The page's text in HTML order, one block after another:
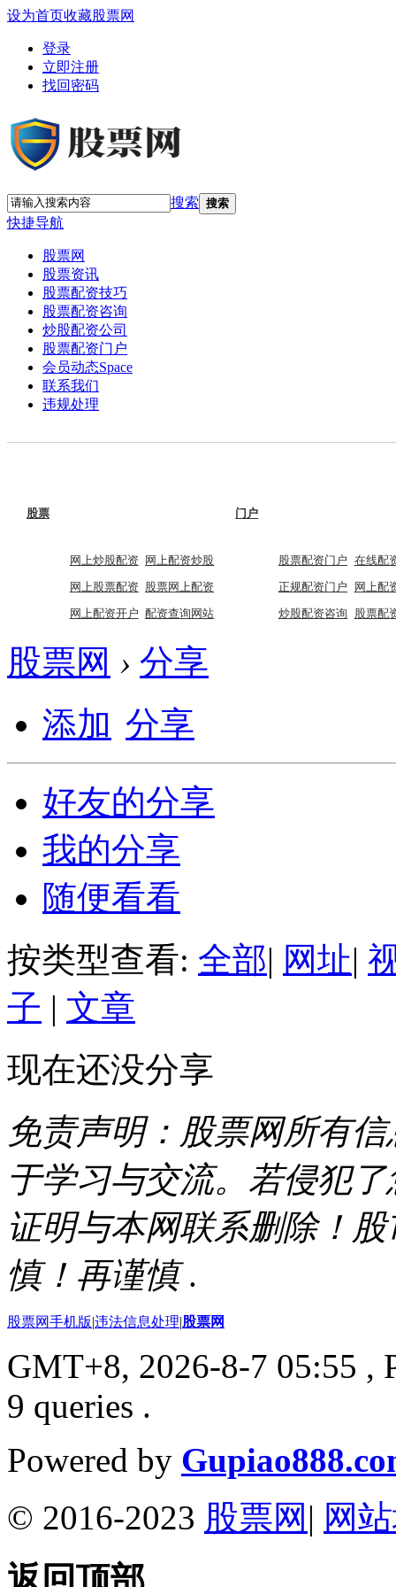
设为首页收藏股票网
登录
立即注册
找回密码
搜索 搜索
快捷导航
股票网
股票资讯
股票配资技巧
股票配资咨询
炒股配资公司
股票配资门户
会员动态Space
联系我们
违规处理
股票
网上炒股配资
网上配资炒股
网上股票配资
股票网上配资
网上配资开户 配资查询网站
门户
股票配资门户 在线配
正规配资门户
网上配
炒股配资咨询
股票配
股票网 › 分享
添加 分享
好友的分享
我的分享
随便看看
按类型查看: 全部| 网址|
子 | 文章
现在还没分享
免责声明：股票网所有
于学习与交流。若侵犯
证明与本网联系删除！
慎！再谨慎 .
股票网手机版|违法信息处理|股票网
GMT+8, 2026-8-7 05:55 ,
9 queries .
Powered by
© 2016-2023 股票网 | 网
返回顶部